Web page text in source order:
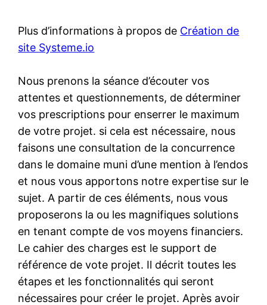
Plus d’informations à propos de Création de
site Systeme.io
Nous prenons la séance d’écouter vos
attentes et questionnements, de déterminer
vos prescriptions pour enserrer le maximum
de votre projet. si cela est nécessaire, nous
faisons une consultation de la concurrence
dans le domaine muni d’une mention à l’endos
et nous vous apportons notre expertise sur le
sujet. A partir de ces éléments, nous vous
proposerons la ou les magnifiques solutions
en tenant compte de vos moyens financiers.
Le cahier des charges est le support de
référence de vote projet. Il décrit toutes les
étapes et les fonctionnalités qui seront
nécessaires pour créer le projet. Après avoir